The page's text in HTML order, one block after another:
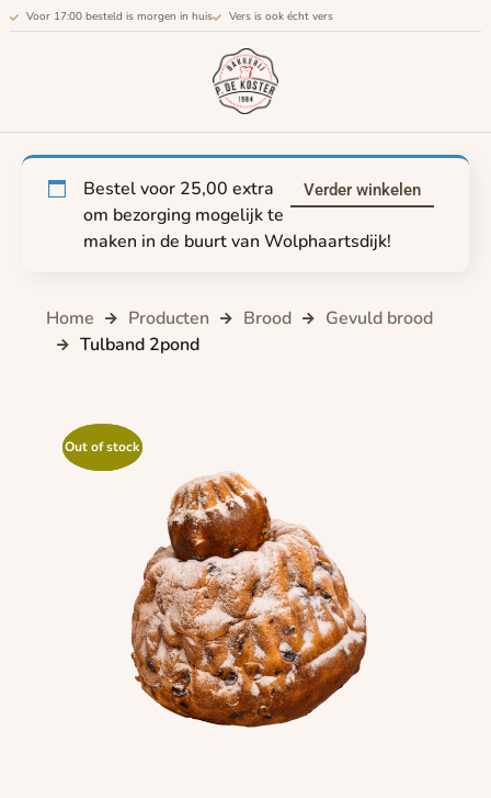
Voor 17:00 besteld is morgen in huis Vers is ook écht vers
Verder winkelen
Bestel voor 25,00 extra
om bezorging mogelijk te
maken in de buurt van Wolphaartsdijk!
Home Producten Brood
Gevuld brood
Tulband 2pond
Out of stock
Out of stock